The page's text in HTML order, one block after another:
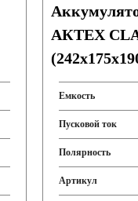
АКТЕХ
Емкость
Пусковой ток
Полярность
Артикул